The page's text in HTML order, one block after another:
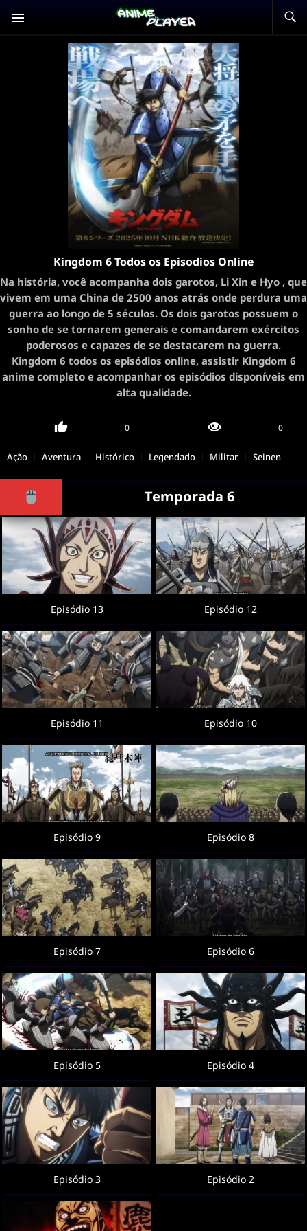
Kingdom 6 Todos os Episodios Online
Na história, você acompanha dois garotos, Li Xin e Hyo , que
vivem em uma China de 2500 anos atrás onde perdura uma
guerra ao longo de 5 séculos. Os dois garotos possuem o
sonho de se tornarem generais e comandarem exércitos
poderosos e capazes de se destacarem na guerra.
Kingdom 6 todos os episódios online, assistir Kingdom 6
anime completo e acompanhar os episódios disponíveis em
alta qualidade.
0 0
Ação Aventura Histórico Legendado Militar Seinen
Temporada 6
Episódio 13 Episódio 12
Episódio 11 Episódio 10
Episódio 9 Episódio 8
Episódio 7 Episódio 6
Episódio 5 Episódio 4
Episódio 3 Episódio 2